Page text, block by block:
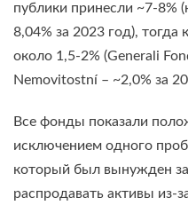
публики принесли ~7-8%
8,04% за 2023 год),
около 1,5-2% (Generali
Nemovitostní – ~2,0% за
Все фонды показали
исключением одного
который был вынужден
распродавать активы из-